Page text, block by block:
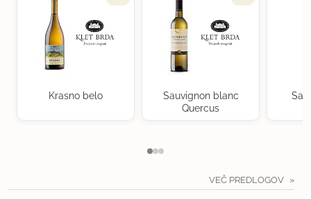
Krasno belo
Sauvignon blanc
Quercus
VEČ PREDLOGOV